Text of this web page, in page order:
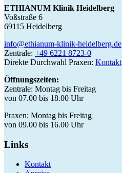
ETHIANUM Klinik Heidelberg
Voßstraße 6
69115 Heidelberg
info@ethianum-klinik-heidelberg.de
Zentrale: +49 6221 8723-0
Direkte Durchwahl Praxen: Kontakt
Öffnungszeiten:
Zentrale: Montag bis Freitag
von 07.00 bis 18.00 Uhr
Praxen: Montag bis Freitag
von 09.00 bis 16.00 Uhr
Links
Kontakt